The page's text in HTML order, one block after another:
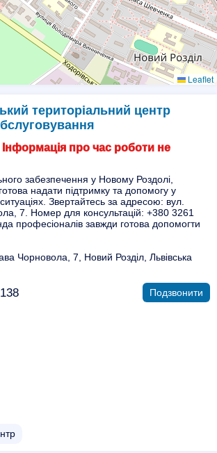
Leaflet
територіальний центр
про час роботи не
забезпечення у Новому Роздолі,
надати підтримку та допомогу у
Звертайтесь за адресою: вул.
7. Номер для консультацій: +380 3261
професіоналів завжди готова допомогти
Чорновола, 7, Новий Розділ, Львівська
Подзвонити